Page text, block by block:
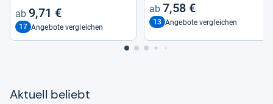
9,71 €
17 Angebote vergleichen
7,58 €
13 Angebote vergleichen
Aktu­ell beliebt